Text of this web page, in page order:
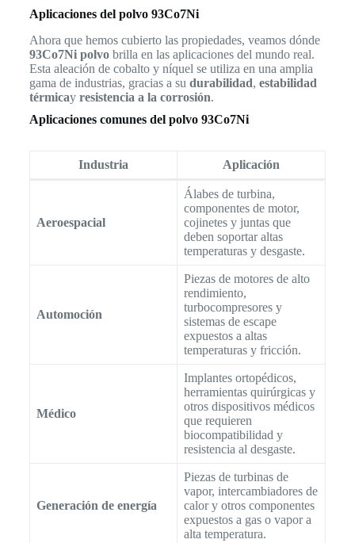
Aplicaciones del polvo 93Co7Ni
Ahora que hemos cubierto las propiedades, veamos dónde
93Co7Ni polvobrilla en las aplicaciones del mundo real.
Esta aleación de cobalto y níquel se utiliza en una amplia
gama de industrias, gracias a su durabilidad, estabilidad
térmicay resistencia a la corrosión.
Aplicaciones comunes del polvo 93Co7Ni
Industria Aplicación
Aeroespacial
Álabes de turbina,
componentes de motor,
cojinetes y juntas que
deben soportar altas
temperaturas y desgaste.
Automoción
Piezas de motores de alto
rendimiento,
turbocompresores y
sistemas de escape
expuestos a altas
temperaturas y fricción.
Médico
Implantes ortopédicos,
herramientas quirúrgicas y
otros dispositivos médicos
que requieren
biocompatibilidad y
resistencia al desgaste.
Generación de energía
Piezas de turbinas de
vapor, intercambiadores de
calor y otros componentes
expuestos a gas o vapor a
alta temperatura.